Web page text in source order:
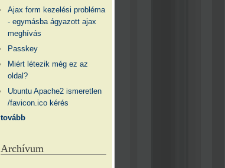
Ajax form kezelési probléma
- egymásba ágyazott ajax
meghívás
Passkey
Miért létezik még ez az
oldal?
Ubuntu Apache2 ismeretlen
/favicon.ico kérés
tovább
Archívum